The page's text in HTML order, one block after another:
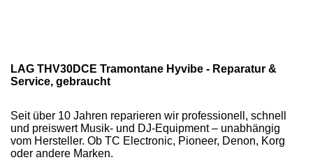
LAG THV30DCE Tramontane Hyvibe - Reparatur &
Service, gebraucht
Seit über 10 Jahren reparieren wir professionell, schnell
und preiswert Musik- und DJ-Equipment – unabhängig
vom Hersteller. Ob TC Electronic, Pioneer, Denon, Korg
oder andere Marken.